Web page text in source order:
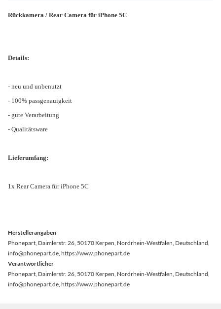
Rückkamera / Rear Camera für iPhone 5C
Details:
- neu und unbenutzt
- 100% passgenauigkeit
- gute Verarbeitung
- Qualitätsware
Lieferumfang:
1x Rear Camera für iPhone 5C
Herstellerangaben
Phonepart, Daimlerstr. 26, 50170 Kerpen, Nordrhein-Westfalen, Deutschland,
info@phonepart.de, https://www.phonepart.de
Verantwortlicher
Phonepart, Daimlerstr. 26, 50170 Kerpen, Nordrhein-Westfalen, Deutschland,
info@phonepart.de, https://www.phonepart.de